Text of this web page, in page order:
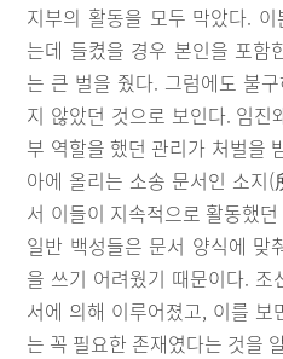
지부의 활동을 모두 막았다.
는데 들켰을 경우 본인을 포함
는 큰 벌을 줬다. 그럼에도 불
지 않았던 것으로 보인다. 임
부 역할을 했던 관리가 처벌을
아에 올리는 소송 문서인 소지
서 이들이 지속적으로 활동했
일반 백성들은 문서 양식에 맞
을 쓰기 어려웠기 때문이다.
서에 의해 이루어졌고, 이를
는 꼭 필요한 존재였다는 것을